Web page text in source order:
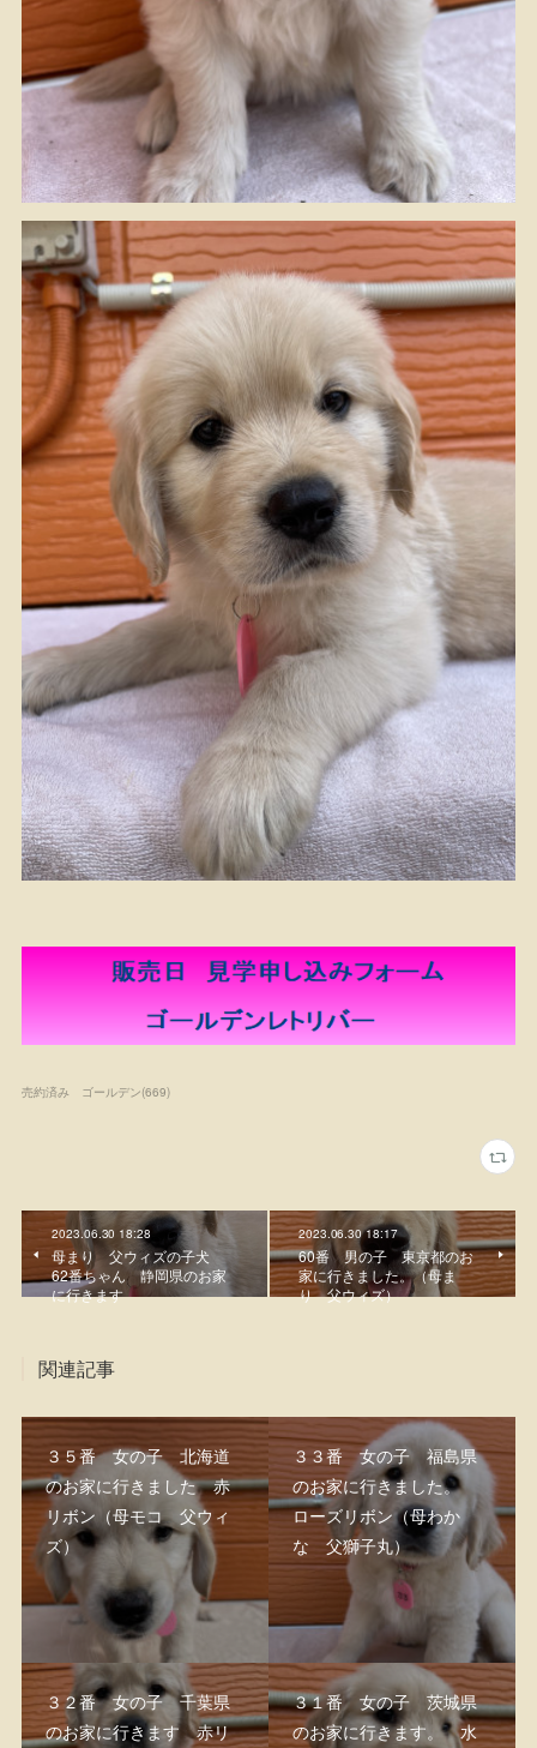
売約済み ゴールデン(669)
2023.06.30 18:28
母まり 父ウィズの子犬
62番ちゃん 静岡県のお家
に行きます
2023.06.30 18:17
60番 男の子 東京都のお
家に行きました。（母ま
り 父ウィズ）
関連記事
３５番 女の子 北海道
のお家に行きました 赤
リボン（母モコ 父ウィ
ズ）
３３番 女の子 福島県
のお家に行きました。
ローズリボン（母わか
な 父獅子丸）
３２番 女の子 千葉県
のお家に行きます 赤リ
３１番 女の子 茨城県
のお家に行きます。 水